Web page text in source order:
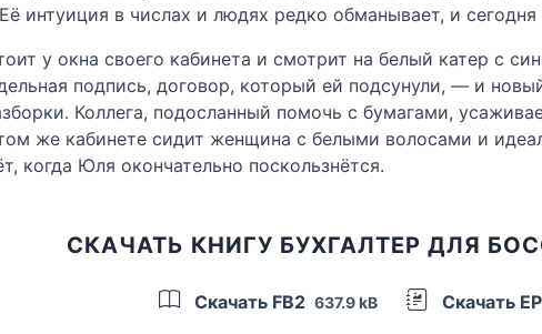
интуиция в числах и людях редко обманывает, и
у окна своего кабинета и смотрит на белый катер с
подпись, договор, который ей подсунули, — и
Коллега, подосланный помочь с бумагами,
же кабинете сидит женщина с белыми волосами и
когда Юля окончательно поскользнётся.
СКАЧАТЬ КНИГУ БУХГАЛТЕР ДЛЯ
Скачать FB2 637.9 kB Скачать